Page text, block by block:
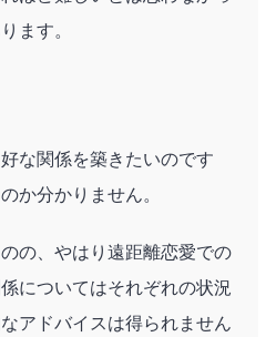
ます。
な関係を築きたいのです
か分かりません。
の、やはり遠距離恋愛での
についてはそれぞれの状況
アドバイスは得られません